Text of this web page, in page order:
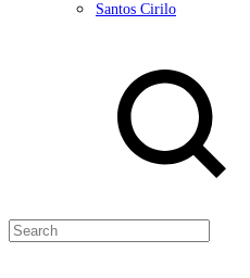
Santos Cirilo